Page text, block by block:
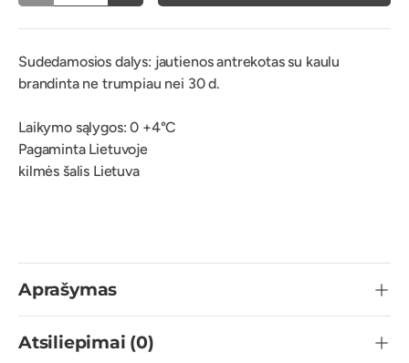
Sudedamosios dalys: jautienos antrekotas su kaulu
brandinta ne trumpiau nei 30 d.
Laikymo sąlygos: 0 +4°C
Pagaminta Lietuvoje
kilmės šalis Lietuva
Aprašymas
Atsiliepimai (0)